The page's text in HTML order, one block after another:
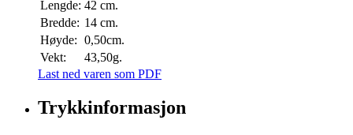
Lengde: 42 cm.
Bredde: 14 cm.
Høyde: 0,50cm.
Vekt:
43,50g.
Last ned varen som PDF
Trykkinformasjon